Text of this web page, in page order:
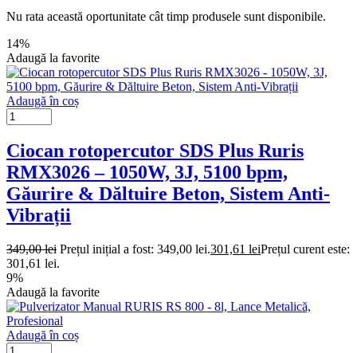
Nu rata această oportunitate cât timp produsele sunt disponibile.
14%
Adaugă la favorite
Adaugă în coș
Ciocan rotopercutor SDS Plus Ruris
RMX3026 – 1050W, 3J, 5100 bpm,
Găurire & Dăltuire Beton, Sistem Anti-
Vibrații
349,00lei Prețul inițial a fost: 349,00 lei.301,61 leiPrețul curent este:
301,61 lei.
9%
Adaugă la favorite
Adaugă în coș